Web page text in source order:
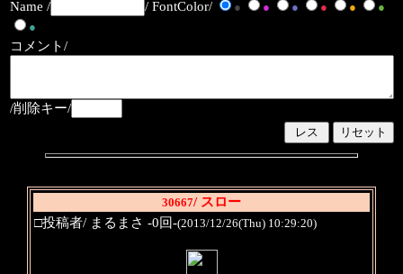
Name / / FontColor/ ● ● ● ● ●
●
●
コメント/
/削除キー/
30667/ スロー
□投稿者/ まるまさ -0回-(2013/12/26(Thu) 10:29:20)